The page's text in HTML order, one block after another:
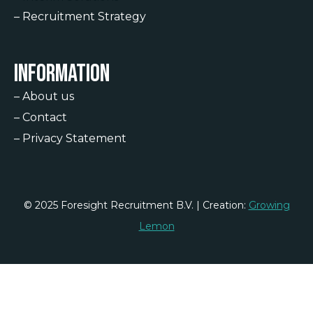
– Recruitment Strategy
Information
– About us
– Contact
– Privacy Statement
© 2025 Foresight Recruitment B.V. | Creation: Growing
Lemon